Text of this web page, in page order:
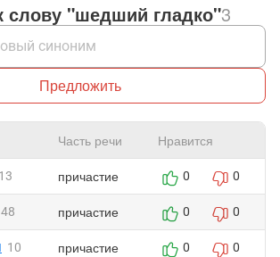
"шедший гладко"3
Предложить
Часть речи Нравится
13 причастие 0 0
48 причастие 0 0
10 причастие 0 0